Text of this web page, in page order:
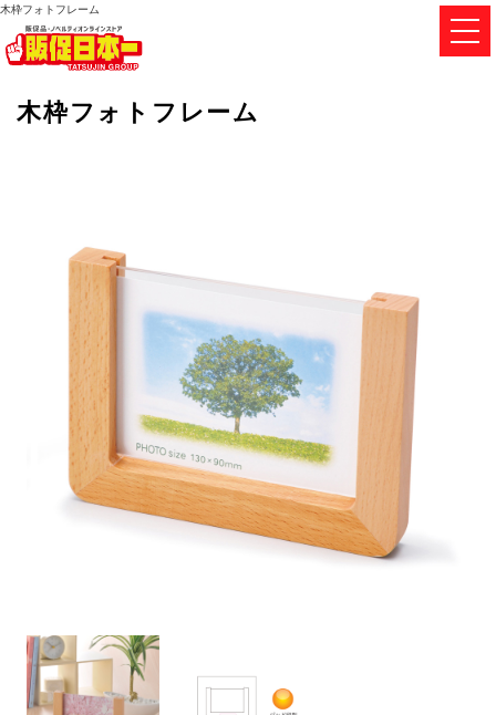
木枠フォトフレーム
木枠フォトフレーム